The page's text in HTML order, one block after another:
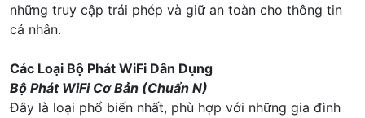
những truy cập trái phép và giữ an toàn cho thông tin
cá nhân.
Các Loại Bộ Phát WiFi Dân Dụng
Bộ Phát WiFi Cơ Bản (Chuẩn N)
Đây là loại phổ biến nhất, phù hợp với những gia đình